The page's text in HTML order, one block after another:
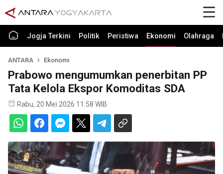
Jogja Terkini Politik Peristiwa Ekonomi Olahraga
ANTARA Ekonomi
Prabowo mengumumkan penerbitan PP
Tata Kelola Ekspor Komoditas SDA
Rabu, 20 Mei 2026 11:58 WIB